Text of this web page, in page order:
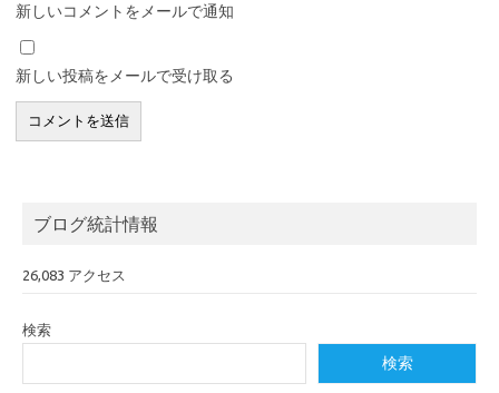
新しいコメントをメールで通知
新しい投稿をメールで受け取る
ブログ統計情報
26,083 アクセス
検索
検索